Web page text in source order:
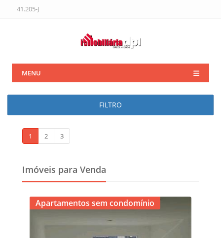
41.205-J
MENU
FILTRO
1 2 3
Imóveis para Venda
Apartamentos sem condomínio